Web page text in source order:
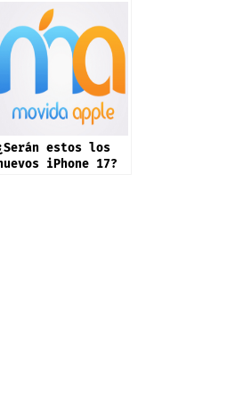
estos los
iPhone 17?